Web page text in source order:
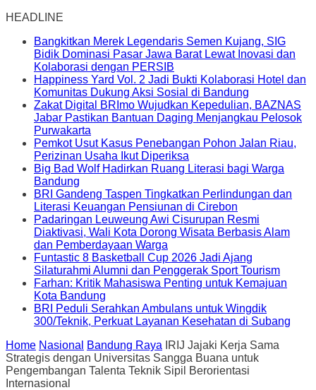
HEADLINE
Bangkitkan Merek Legendaris Semen Kujang, SIG
Bidik Dominasi Pasar Jawa Barat Lewat Inovasi dan
Kolaborasi dengan PERSIB
Happiness Yard Vol. 2 Jadi Bukti Kolaborasi Hotel dan
Komunitas Dukung Aksi Sosial di Bandung
Zakat Digital BRImo Wujudkan Kepedulian, BAZNAS
Jabar Pastikan Bantuan Daging Menjangkau Pelosok
Purwakarta
Pemkot Usut Kasus Penebangan Pohon Jalan Riau,
Perizinan Usaha Ikut Diperiksa
Big Bad Wolf Hadirkan Ruang Literasi bagi Warga
Bandung
BRI Gandeng Taspen Tingkatkan Perlindungan dan
Literasi Keuangan Pensiunan di Cirebon
Padaringan Leuweung Awi Cisurupan Resmi
Diaktivasi, Wali Kota Dorong Wisata Berbasis Alam
dan Pemberdayaan Warga
Funtastic 8 Basketball Cup 2026 Jadi Ajang
Silaturahmi Alumni dan Penggerak Sport Tourism
Farhan: Kritik Mahasiswa Penting untuk Kemajuan
Kota Bandung
BRI Peduli Serahkan Ambulans untuk Wingdik
300/Teknik, Perkuat Layanan Kesehatan di Subang
Home Nasional Bandung Raya
IRIJ Jajaki Kerja Sama
Strategis dengan Universitas Sangga Buana untuk
Pengembangan Talenta Teknik Sipil Berorientasi
Internasional